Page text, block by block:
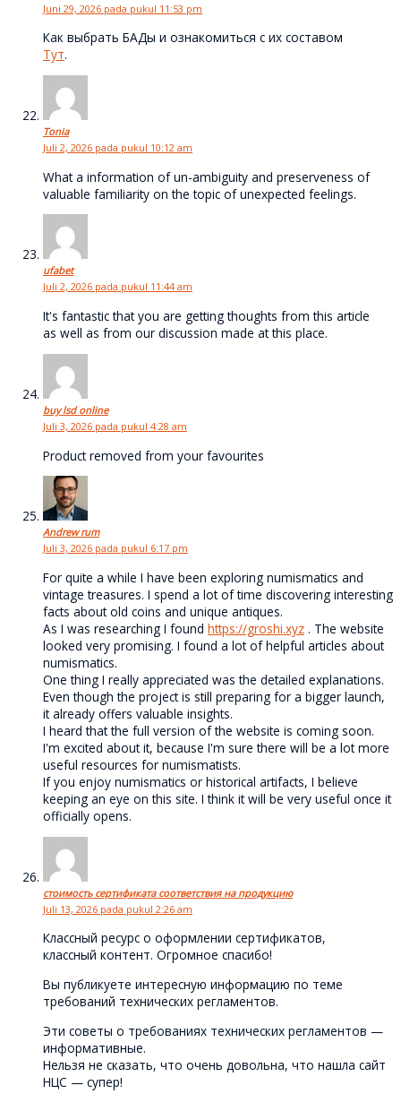
Juni 29, 2026 pada pukul 11:53 pm
Как выбрать БАДы и ознакомиться с их составом
Тут.
Tonia
Juli 2, 2026 pada pukul 10:12 am
What a information of un-ambiguity and preserveness of
valuable familiarity on the topic of unexpected feelings.
ufabet
Juli 2, 2026 pada pukul 11:44 am
It's fantastic that you are getting thoughts from this article
as well as from our discussion made at this place.
buy lsd online
Juli 3, 2026 pada pukul 4:28 am
Product removed from your favourites
Andrew rum
Juli 3, 2026 pada pukul 6:17 pm
For quite a while I have been exploring numismatics and
vintage treasures. I spend a lot of time discovering interesting
facts about old coins and unique antiques.
As I was researching I found https://groshi.xyz . The website
looked very promising. I found a lot of helpful articles about
numismatics.
One thing I really appreciated was the detailed explanations.
Even though the project is still preparing for a bigger launch,
it already offers valuable insights.
I heard that the full version of the website is coming soon.
I'm excited about it, because I'm sure there will be a lot more
useful resources for numismatists.
If you enjoy numismatics or historical artifacts, I believe
keeping an eye on this site. I think it will be very useful once it
officially opens.
стоимость сертификата соответствия на продукцию
Juli 13, 2026 pada pukul 2:26 am
Классный ресурс о оформлении сертификатов,
классный контент. Огромное спасибо!
Вы публикуете интересную информацию по теме
требований технических регламентов.
Эти советы о требованиях технических регламентов —
информативные.
Нельзя не сказать, что очень довольна, что нашла сайт
НЦС — супер!